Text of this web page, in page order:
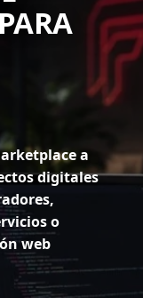
a
digitales
o
web